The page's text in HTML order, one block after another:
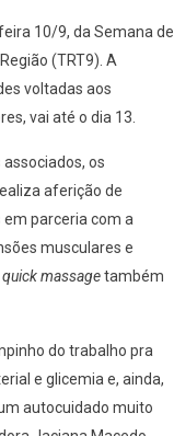
10/9, da Semana de
(TRT9). A
voltadas aos
vai até o dia 13.
os
aferição de
parceria com a
musculares e
quick massagetambém
do trabalho pra
e glicemia e, ainda,
autocuidado muito